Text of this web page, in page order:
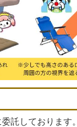
託しております。